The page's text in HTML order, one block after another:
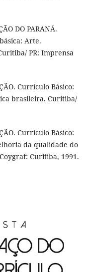
DO PARANÁ.
Arte.
PR: Imprensa
Currículo Básico:
brasileira. Curitiba/
Currículo Básico:
da qualidade do
Curitiba, 1991.